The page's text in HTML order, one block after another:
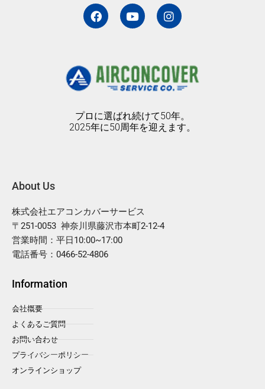
F
a
c
o
o
k
Y
o
u
b
e
I
n
s
g
r
a
プロに選ばれ続けて50年。
2025年に50周年を迎えます。
About Us
株式会社エアコンカバーサービス
〒251-0053 神奈川県藤沢市本町2-12-4
営業時間：平日10:00~17:00
電話番号：0466-52-4806
Information
会社概要
よくあるご質問
お問い合わせ
プライバシーポリシー
オンラインショップ